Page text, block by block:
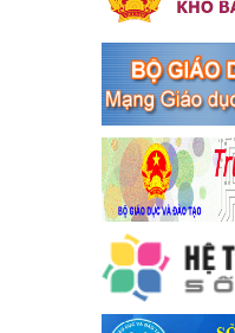
Kế hoạch Triển khai công
toàn giao thông năm 2024
Ngày ban hành: 04/03/2024
Kế hoạch thực hiện Chỉ
của Thủ tướng Chính
tranh tội phạm, vi phạm
tổ chức đánh bạc và đánh
Kế hoạch thực hiện Chỉ thị
Thủ tướng Chính phủ về
phạm, vi phạm pháp luật
bạc và đánh bạc